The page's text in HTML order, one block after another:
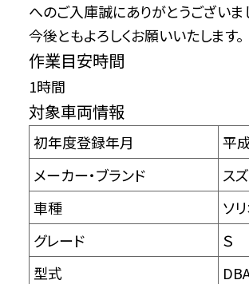
へのご入庫誠にありがとうございま
今後ともよろしくお願いいたします。
作業目安時間
1時間
対象車両情報
初年度登録年月
平
メーカー・ブランド
ス
車種
ソ
グレード
Ｓ
型式